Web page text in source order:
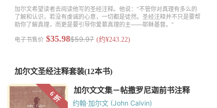
加尔文希望读者去阅读他写的圣经注释。他说：“不管你对真理有多么的
了解和认识，若没有虔诚的心意，一切都是徒然。圣经注释并不只是要帮
助你了解真理，而更是要引导你爱慕真理的主——耶稣基督。”
电子书售价 $35.98$59.97 (约¥243.22)
加尔文圣经注释套装(12本书)
约翰·加尔文 (John Calvin)